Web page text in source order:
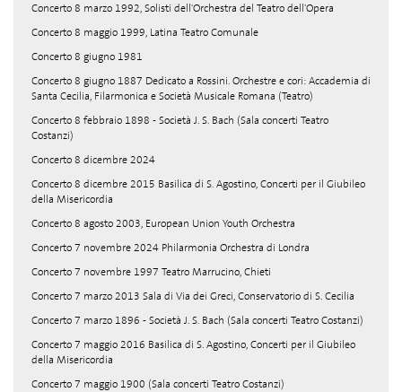
Concerto 8 marzo 1992, Solisti dell'Orchestra del Teatro dell'Opera
Concerto 8 maggio 1999, Latina Teatro Comunale
Concerto 8 giugno 1981
Concerto 8 giugno 1887 Dedicato a Rossini. Orchestre e cori: Accademia di
Santa Cecilia, Filarmonica e Società Musicale Romana (Teatro)
Concerto 8 febbraio 1898 - Società J. S. Bach (Sala concerti Teatro
Costanzi)
Concerto 8 dicembre 2024
Concerto 8 dicembre 2015 Basilica di S. Agostino, Concerti per il Giubileo
della Misericordia
Concerto 8 agosto 2003, European Union Youth Orchestra
Concerto 7 novembre 2024 Philarmonia Orchestra di Londra
Concerto 7 novembre 1997 Teatro Marrucino, Chieti
Concerto 7 marzo 2013 Sala di Via dei Greci, Conservatorio di S. Cecilia
Concerto 7 marzo 1896 - Società J. S. Bach (Sala concerti Teatro Costanzi)
Concerto 7 maggio 2016 Basilica di S. Agostino, Concerti per il Giubileo
della Misericordia
Concerto 7 maggio 1900 (Sala concerti Teatro Costanzi)